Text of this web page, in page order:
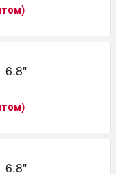
6.8"
6.8"